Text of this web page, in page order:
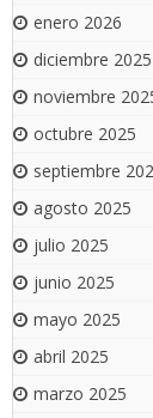
enero 2026
diciembre 2025
noviembre
octubre 2025
septiembre
agosto 2025
julio 2025
junio 2025
mayo 2025
abril 2025
marzo 2025